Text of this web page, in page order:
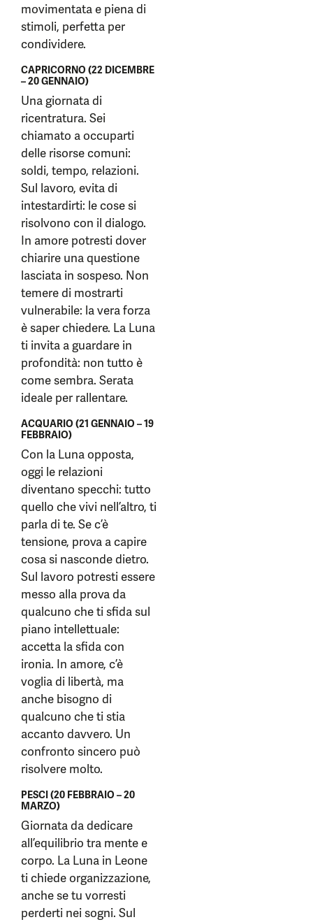
movimentata e piena di
stimoli, perfetta per
condividere.
CAPRICORNO (22 DICEMBRE
– 20 GENNAIO)
Una giornata di
ricentratura. Sei
chiamato a occuparti
delle risorse comuni:
soldi, tempo, relazioni.
Sul lavoro, evita di
intestardirti: le cose si
risolvono con il dialogo.
In amore potresti dover
chiarire una questione
lasciata in sospeso. Non
temere di mostrarti
vulnerabile: la vera forza
è saper chiedere. La Luna
ti invita a guardare in
profondità: non tutto è
come sembra. Serata
ideale per rallentare.
ACQUARIO (21 GENNAIO – 19
FEBBRAIO)
Con la Luna opposta,
oggi le relazioni
diventano specchi: tutto
quello che vivi nell’altro, ti
parla di te. Se c’è
tensione, prova a capire
cosa si nasconde dietro.
Sul lavoro potresti essere
messo alla prova da
qualcuno che ti sfida sul
piano intellettuale:
accetta la sfida con
ironia. In amore, c’è
voglia di libertà, ma
anche bisogno di
qualcuno che ti stia
accanto davvero. Un
confronto sincero può
risolvere molto.
PESCI (20 FEBBRAIO – 20
MARZO)
Giornata da dedicare
all’equilibrio tra mente e
corpo. La Luna in Leone
ti chiede organizzazione,
anche se tu vorresti
perderti nei sogni. Sul